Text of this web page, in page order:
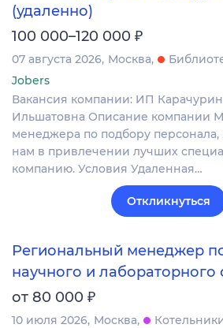
(удаленно)
100 000–120 000 ₽
07 августа 2026 Москва
Jobers
Вакансия компании: ИП
Ильшатовна Описание компании
менеджера по подбору
нам в привлечении лучших
компанию. Условия Удаленная…
Откликнуться
Региональный менеджер
научного и лабораторного
от 80 000 ₽
10 июля 2026 Москва